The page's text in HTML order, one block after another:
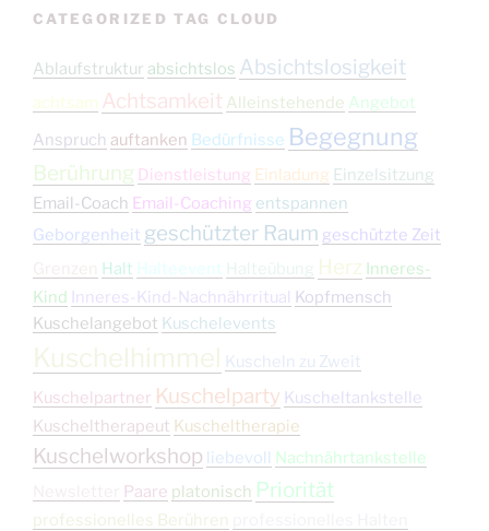
CATEGORIZED TAG CLOUD
Ablaufstruktur absichtslos Absichtslosigkeit
achtsam Achtsamkeit Alleinstehende Angebot
Anspruch auftanken Bedürfnisse Begegnung
Berührung Dienstleistung Einladung Einzelsitzung
Email-Coach Email-Coaching entspannen
Geborgenheit geschützter Raum geschützte Zeit
Halt Halteevent Halteübung Herz Inneres-
Kind Inneres-Kind-Nachnährritual Kopfmensch
Kuschelangebot Kuschelevents
Kuschelhimmel Kuscheln zu Zweit
Kuschelpartner Kuschelparty Kuscheltankstelle
Kuscheltherapeut Kuscheltherapie
Kuschelworkshop liebevoll Nachnährtankstelle
Paare platonisch Priorität
professionelles Berühren